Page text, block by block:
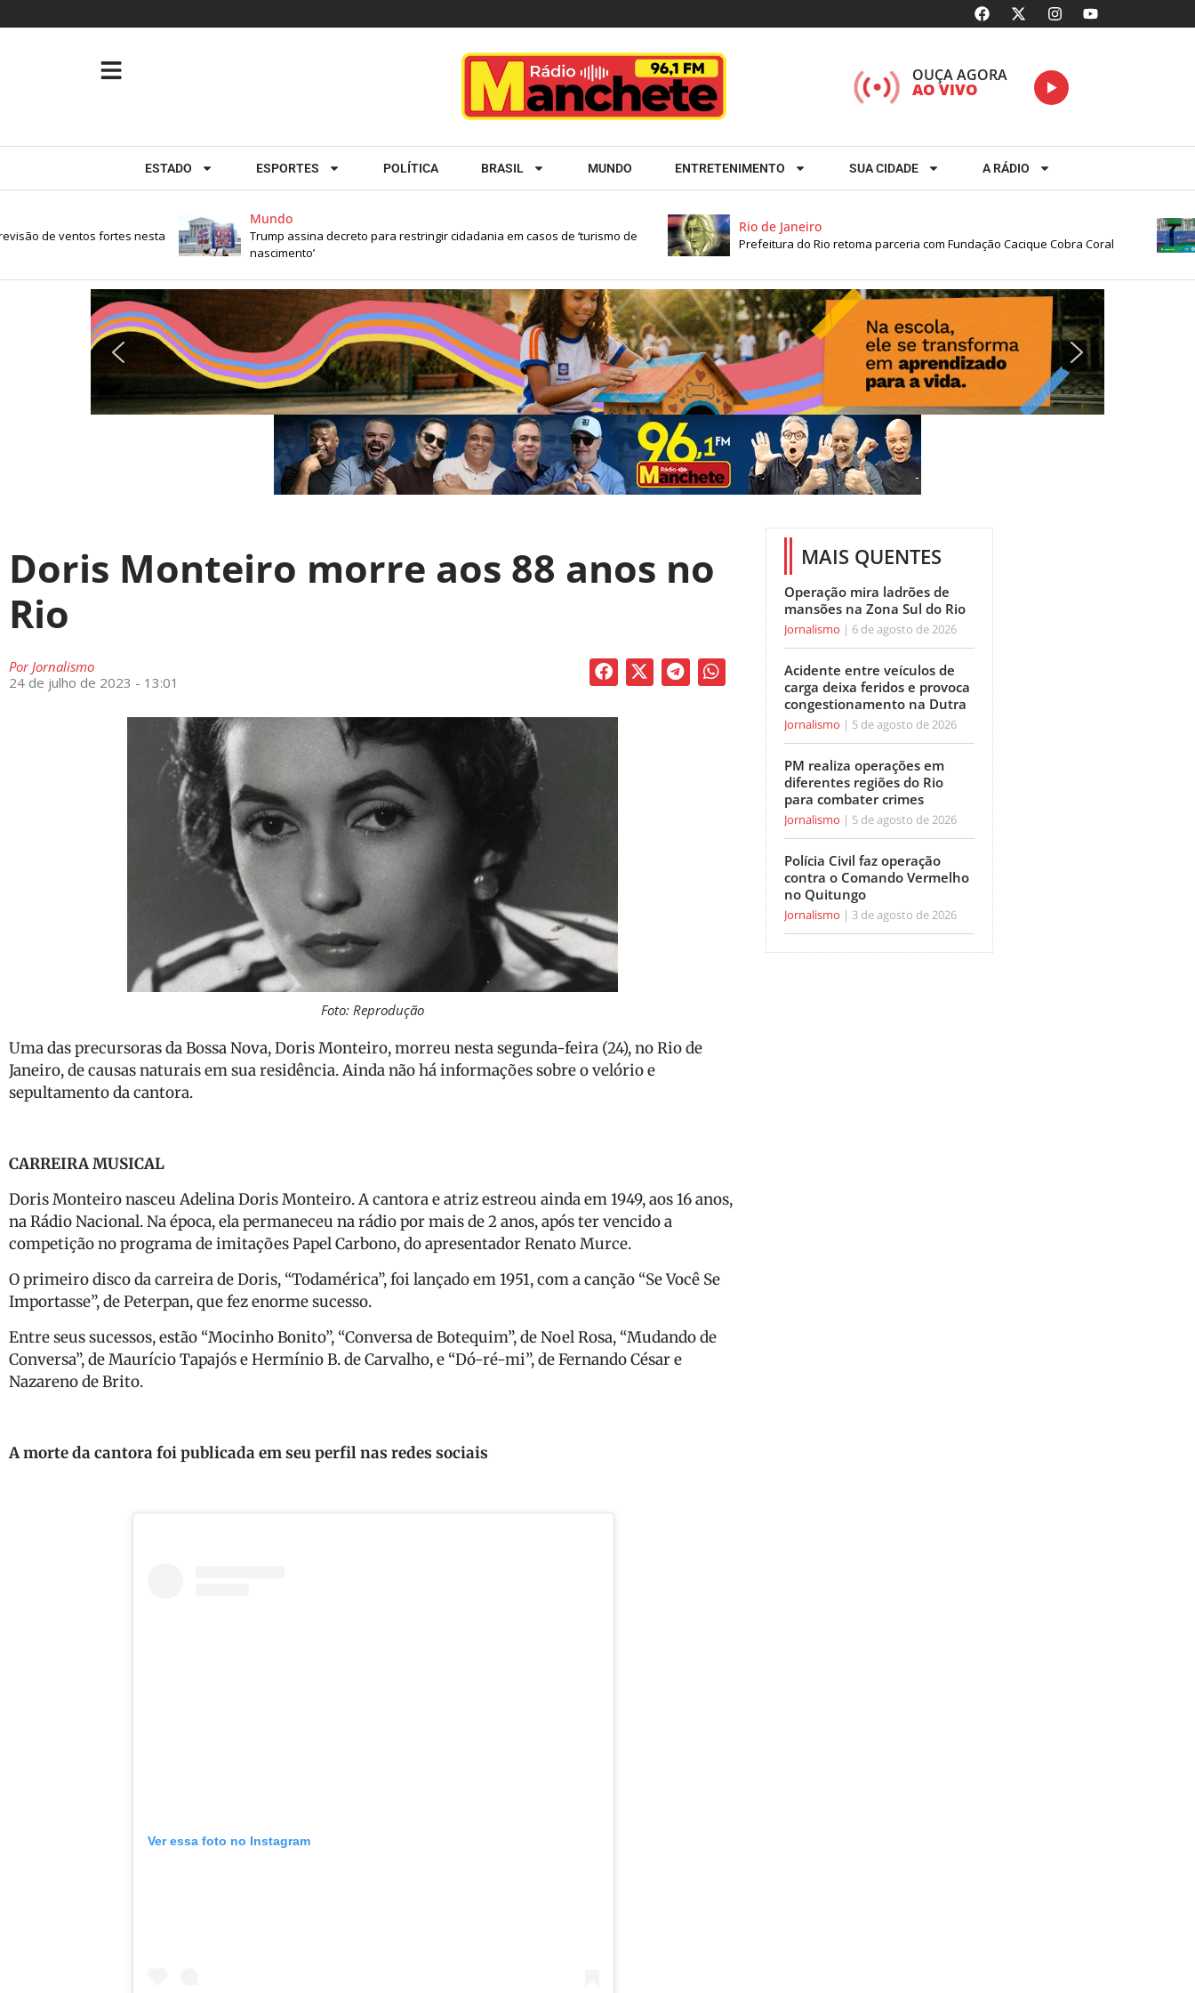
OUÇA AGORA
AO VIVO
ESTADO ESPORTES POLÍTICA BRASIL MUNDO ENTRETENIMENTO SUA CIDADE A RÁDIO
Mundo
Trump assina decreto para restringir cidadania em casos de ‘turismo de
nascimento’
Rio de Janeiro
Prefeitura do Rio retoma parceria com Fundação Cacique Cobra Coral
de ventos fortes nesta
Doris Monteiro morre aos 88 anos no
Rio
PorJornalismo
24 de julho de 2023 - 13:01
Foto: Reprodução
Uma das precursoras da Bossa Nova, Doris Monteiro, morreu nesta segunda-feira (24), no Rio de
Janeiro, de causas naturais em sua residência. Ainda não há informações sobre o velório e
sepultamento da cantora.
CARREIRA MUSICAL
Doris Monteiro nasceu Adelina Doris Monteiro. A cantora e atriz estreou ainda em 1949, aos 16 anos,
na Rádio Nacional. Na época, ela permaneceu na rádio por mais de 2 anos, após ter vencido a
competição no programa de imitações Papel Carbono, do apresentador Renato Murce.
O primeiro disco da carreira de Doris, “Todamérica”, foi lançado em 1951, com a canção “Se Você Se
Importasse”, de Peterpan, que fez enorme sucesso.
Entre seus sucessos, estão “Mocinho Bonito”, “Conversa de Botequim”, de Noel Rosa, “Mudando de
Conversa”, de Maurício Tapajós e Hermínio B. de Carvalho, e “Dó-ré-mi”, de Fernando César e
Nazareno de Brito.
A morte da cantora foi publicada em seu perfil nas redes sociais
Ver essa foto no Instagram
MAIS QUENTES
Operação mira ladrões de
mansões na Zona Sul do Rio
Jornalismo 6 de agosto de 2026
Acidente entre veículos de
carga deixa feridos e provoca
congestionamento na Dutra
Jornalismo 5 de agosto de 2026
PM realiza operações em
diferentes regiões do Rio
para combater crimes
Jornalismo 5 de agosto de 2026
Polícia Civil faz operação
contra o Comando Vermelho
no Quitungo
Jornalismo 3 de agosto de 2026